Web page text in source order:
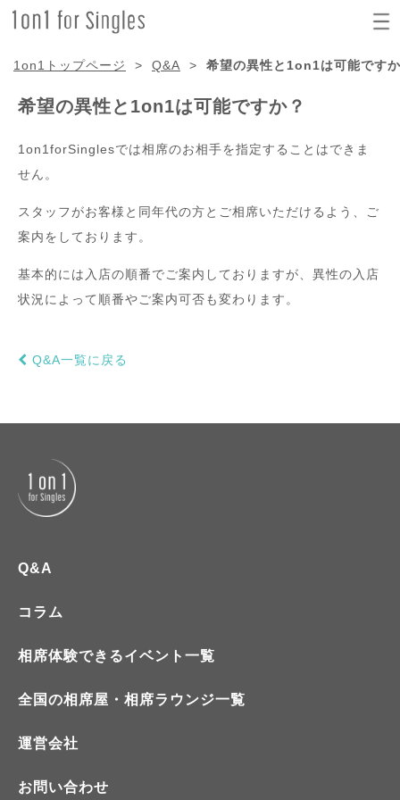
1on1トップページ > Q&A > 希望の異性と1on1は可能です
希望の異性と1on1は可能ですか？
1on1forSinglesでは相席のお相手を指定することはできま
せん。
スタッフがお客様と同年代の方とご相席いただけるよう、ご
案内をしております。
基本的には入店の順番でご案内しておりますが、異性の入店
状況によって順番やご案内可否も変わります。
Q&A一覧に戻る
Q&A
コラム
相席体験できるイベント一覧
全国の相席屋・相席ラウンジ一覧
運営会社
お問い合わせ